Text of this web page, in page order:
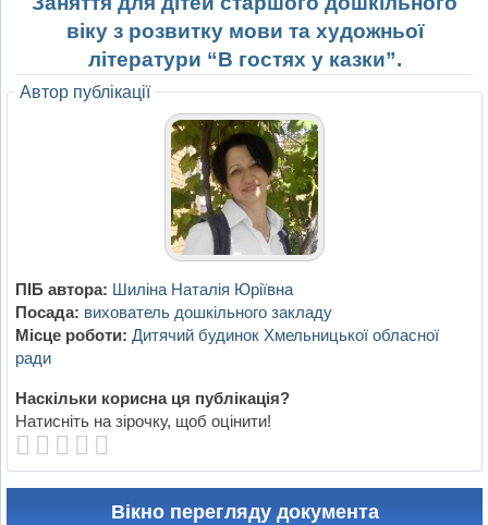
віку з розвитку мови та художньої
літератури “В гостях у казки”.
Автор публікації
ПІБ автора: Шиліна Наталія Юріївна
Посада: вихователь дошкільного закладу
Місце роботи: Дитячий будинок Хмельницької обласної
ради
Наскільки корисна ця публікація?
Натисніть на зірочку, щоб оцінити!
Вікно перегляду документа